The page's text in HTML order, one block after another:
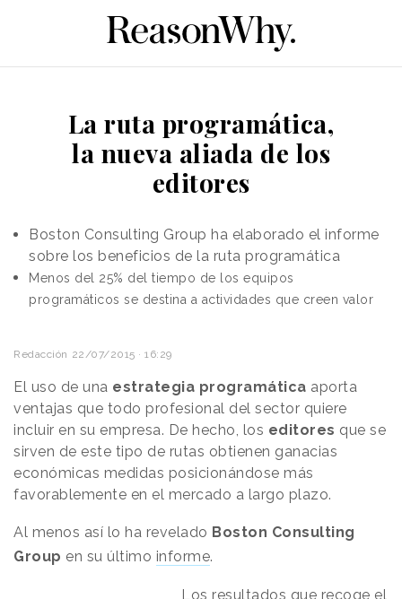
La ruta programática,
la nueva aliada de los
editores
Boston Consulting Group ha elaborado el informe
sobre los beneficios de la ruta programática
Menos del 25% del tiempo de los equipos
programáticos se destina a actividades que creen valor
Redacción 22/07/2015 · 16:29
El uso de una estrategia programática aporta
ventajas que todo profesional del sector quiere
incluir en su empresa. De hecho, los editores que se
sirven de este tipo de rutas obtienen ganacias
económicas medidas posicionándose más
favorablemente en el mercado a largo plazo.
Al menos así lo ha revelado Boston Consulting
Group en su último informe.
Los resultados que recoge el